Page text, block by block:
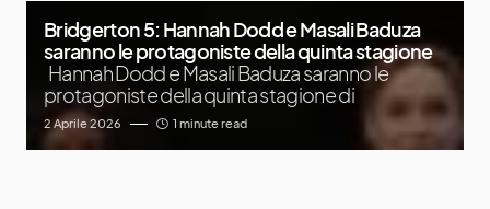
Bridgerton 5: Hannah Dodd e Masali Baduza
saranno le protagoniste della quinta stagione
Hannah Dodd e Masali Baduza saranno le
protagoniste della quinta stagione di
2 Aprile 2026 1 minute read